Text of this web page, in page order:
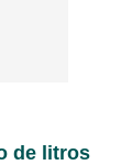
de litros